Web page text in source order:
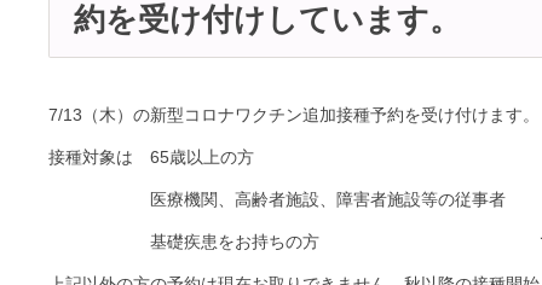
約を受け付けしています。
7/13（木）の新型コロナワクチン追加接種予約を受け付けます。
接種対象は 65歳以上の方
医療機関、高齢者施設、障害者施設等の従事者
基礎疾患をお持ちの方 で